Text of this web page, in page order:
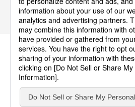
免責
プライバシーポリシー
ソーシャルメディアポリシー
ウェブサ